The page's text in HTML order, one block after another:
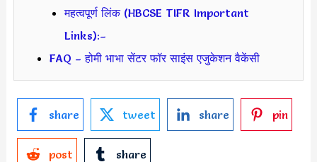
महत्वपूर्ण लिंक (HBCSE TIFR Important
Links):–
FAQ – होमी भाभा सेंटर फॉर साइंस एजुकेशन वैकेंसी
share tweet share pin
post share